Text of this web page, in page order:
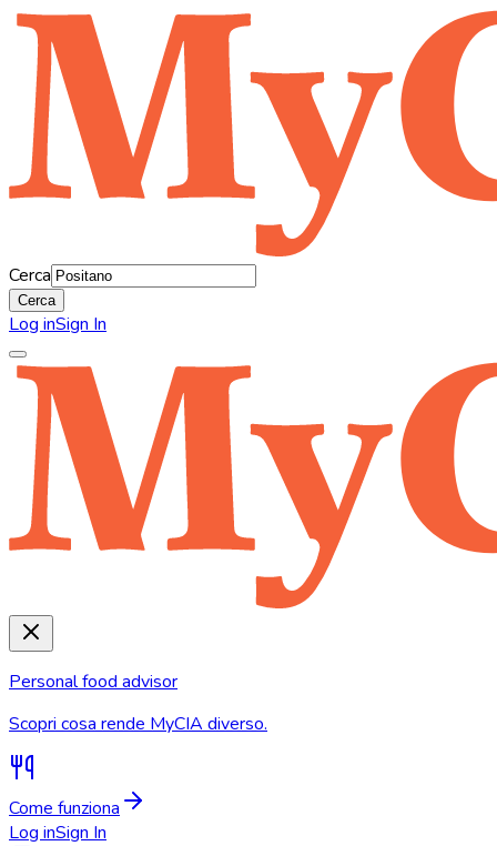
Cerca
Cerca
Log inSign In
Personal food advisor
Scopri cosa rende MyCIA diverso.
Come funziona
Log inSign In